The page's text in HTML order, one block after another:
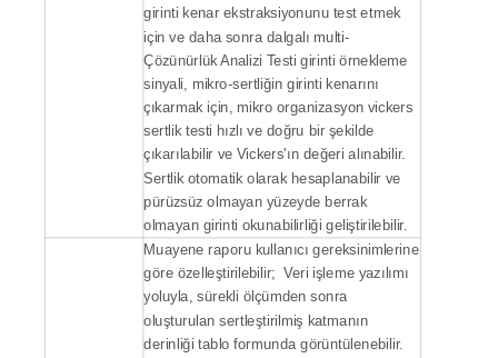
girinti kenar ekstraksiyonunu test etmek
için ve daha sonra dalgalı multi-
Çözünürlük Analizi Testi girinti örnekleme
sinyali, mikro-sertliğin girinti kenarını
çıkarmak için, mikro organizasyon vickers
sertlik testi hızlı ve doğru bir şekilde
çıkarılabilir ve Vickers'ın değeri alınabilir.
Sertlik otomatik olarak hesaplanabilir ve
pürüzsüz olmayan yüzeyde berrak
olmayan girinti okunabilirliği geliştirilebilir.
Muayene raporu kullanıcı gereksinimlerine
göre özelleştirilebilir; Veri işleme yazılımı
yoluyla, sürekli ölçümden sonra
oluşturulan sertleştirilmiş katmanın
derinliği tablo formunda görüntülenebilir.